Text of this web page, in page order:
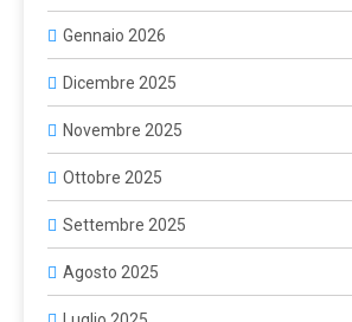
Gennaio 2026
Dicembre 2025
Novembre 2025
Ottobre 2025
Settembre 2025
Agosto 2025